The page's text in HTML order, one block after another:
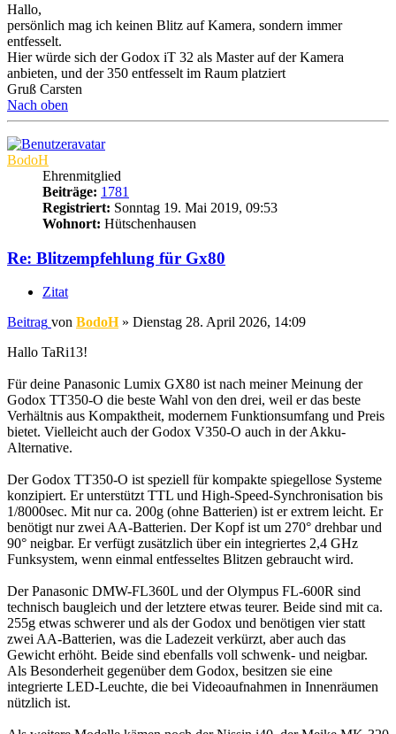
Hallo,
persönlich mag ich keinen Blitz auf Kamera, sondern immer
entfesselt.
Hier würde sich der Godox iT 32 als Master auf der Kamera
anbieten, und der 350 entfesselt im Raum platziert
Gruß Carsten
Nach oben
BodoH
Ehrenmitglied
Beiträge: 1781
Registriert: Sonntag 19. Mai 2019, 09:53
Wohnort: Hütschenhausen
Re: Blitzempfehlung für Gx80
Zitat
Beitrag von BodoH» Dienstag 28. April 2026, 14:09
Hallo TaRi13!
Für deine Panasonic Lumix GX80 ist nach meiner Meinung der
Godox TT350-O die beste Wahl von den drei, weil er das beste
Verhältnis aus Kompaktheit, modernem Funktionsumfang und Preis
bietet. Vielleicht auch der Godox V350-O auch in der Akku-
Alternative.
Der Godox TT350-O ist speziell für kompakte spiegellose Systeme
konzipiert. Er unterstützt TTL und High-Speed-Synchronisation bis
1/8000sec. Mit nur ca. 200g (ohne Batterien) ist er extrem leicht. Er
benötigt nur zwei AA-Batterien. Der Kopf ist um 270° drehbar und
90° neigbar. Er verfügt zusätzlich über ein integriertes 2,4 GHz
Funksystem, wenn einmal entfesseltes Blitzen gebraucht wird.
Der Panasonic DMW-FL360L und der Olympus FL-600R sind
technisch baugleich und der letztere etwas teurer. Beide sind mit ca.
255g etwas schwerer und als der Godox und benötigen vier statt
zwei AA-Batterien, was die Ladezeit verkürzt, aber auch das
Gewicht erhöht. Beide sind ebenfalls voll schwenk- und neigbar.
Als Besonderheit gegenüber dem Godox, besitzen sie eine
integrierte LED-Leuchte, die bei Videoaufnahmen in Innenräumen
nützlich ist.